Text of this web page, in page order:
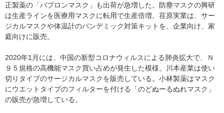
正製薬の「パブロンマスク」も出荷が急増した。防塵マスクの興研
は生産ラインを医療用マスクに転用で生産倍増。荏原実業は、サー
ジカルマスクや体温計のパンデミック対策キットを、企業向け、家
庭向けに販売。
2020年1月には、中国の新型コロナウィルスによる肺炎拡大で、Ｎ
９５規格の高機能マスク買い占めが発生した模様。川本産業は使い
切りタイプのサージカルマスクを販売している。小林製薬はマスク
にウエットタイプのフィルターを付ける「のどぬーるぬれマスク」
の販売が急増している。